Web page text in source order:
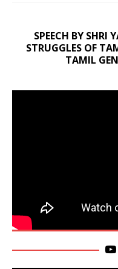
SPEECH BY SHRI
STRUGGLES OF
TAMIL